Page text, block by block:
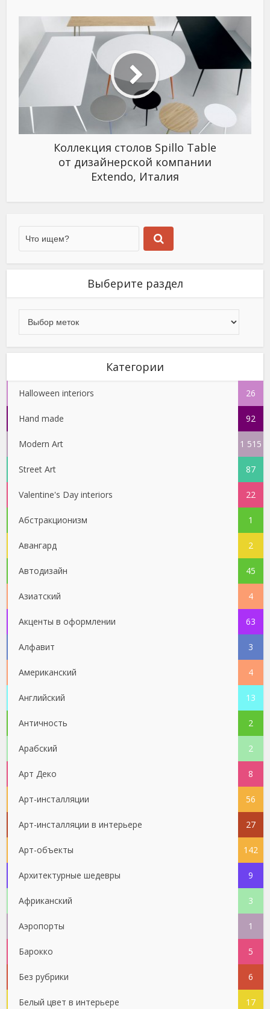
Коллекция столов Spillo Table
от дизайнерской компании
Extendo, Италия
Выберите раздел
Категории
Halloween interiors 26
Hand made 92
Modern Art 1 515
Street Art 87
Valentine's Day interiors 22
Абстракционизм 1
Авангард 2
Автодизайн 45
Азиатский 4
Акценты в оформлении 63
Алфавит 3
Американский 4
Английский 13
Античность 2
Арабский 2
Арт Деко 8
Арт-инсталляции 56
Арт-инсталляции в интерьере 27
Арт-объекты 142
Архитектурные шедевры 9
Африканский 3
Аэропорты 1
Барокко 5
Без рубрики 6
Белый цвет в интерьере 17